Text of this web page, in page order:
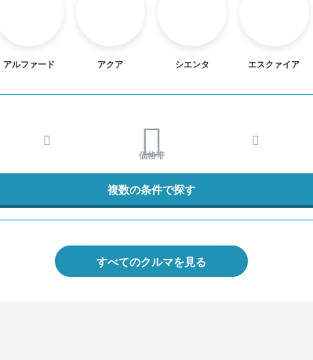
アルファード アクア シエンタ エスクァイア
価格帯
複数の条件で探す
すべてのクルマを見る